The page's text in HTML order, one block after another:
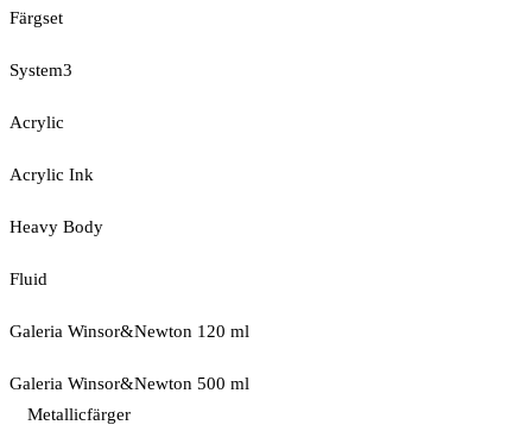
Färgset
System3
Acrylic
Acrylic Ink
Heavy Body
Fluid
Galeria Winsor&Newton 120 ml
Galeria Winsor&Newton 500 ml
Metallicfärger